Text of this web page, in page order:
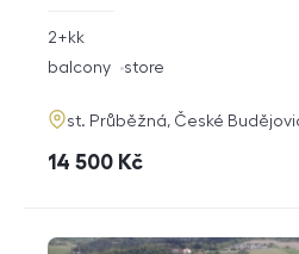
rozměry
disposition
2+kk
funkce
balcony store
adresa
st. Průběžná, České
cena
14 500 Kč